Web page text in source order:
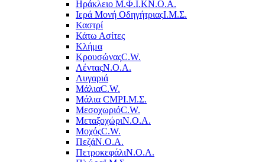
Ηράκλειο Μ.Φ.Ι.ΚΝ.Ο.Α.
Ιερά Μονή ΟδηγήτριαςΙ.Μ.Σ.
Καστρί
Κάτω Ασίτες
Κλήμα
ΚρουσώναςC.W.
ΛένταςΝ.Ο.Α.
Λυγαριά
ΜάλιαC.W.
Μάλια CMPΙ.Μ.Σ.
ΜεσοχωριόC.W.
ΜεταξοχώριΝ.Ο.Α.
ΜοχόςC.W.
ΠεζάΝ.Ο.Α.
ΠετροκεφάλιΝ.Ο.Α.